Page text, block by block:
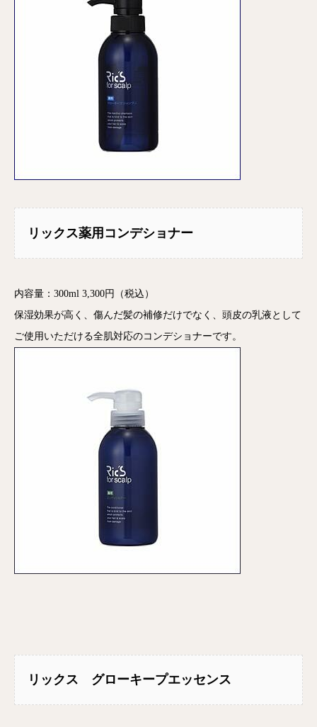
リックス薬用コンデショナー
内容量：300ml 3,300円（税込）
保湿効果が高く、傷んだ髪の補修だけでなく、頭皮の乳液として
ご使用いただける全肌対応のコンデショナーです。
リックス グローキープエッセンス